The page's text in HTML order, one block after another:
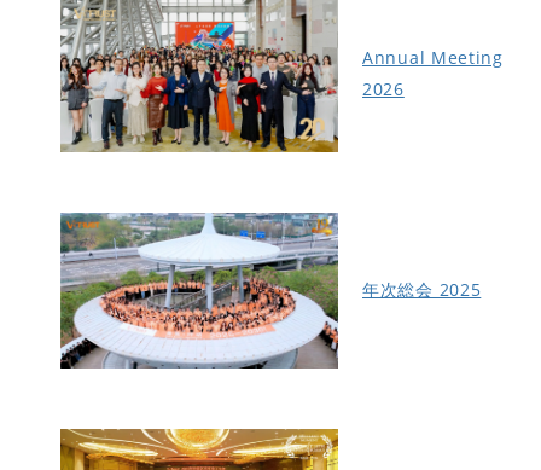
Annual Meeting
2026
年次総会 2025